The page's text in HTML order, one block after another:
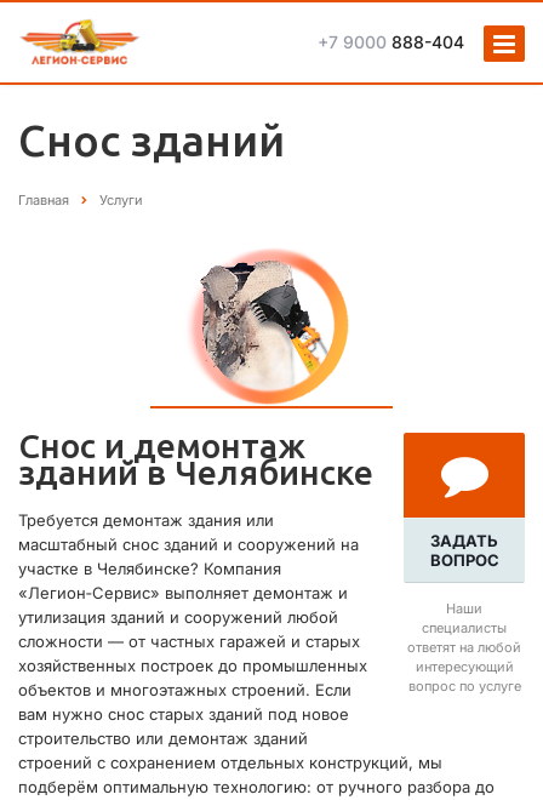
+7 9000 888-404
Снос зданий
Главная Услуги
ЗАДАТЬ
ВОПРОС
Наши
специалисты
ответят на любой
интересующий
вопрос по услуге
Снос и демонтаж
зданий в Челябинске
Требуется демонтаж здания или
масштабный снос зданий и сооружений на
участке в Челябинске? Компания
«Легион‑Сервис» выполняет демонтаж и
утилизация зданий и сооружений любой
сложности — от частных гаражей и старых
хозяйственных построек до промышленных
объектов и многоэтажных строений. Если
вам нужно снос старых зданий под новое
строительство или демонтаж зданий
строений с сохранением отдельных конструкций, мы
подберём оптимальную технологию: от ручного разбора до